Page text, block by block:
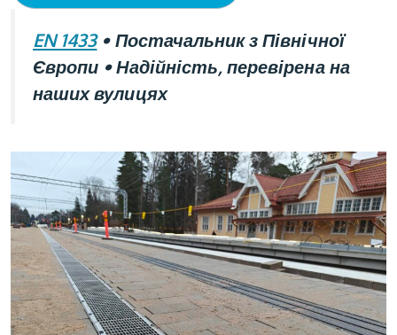
EN 1433•Постачальник з Північної
Європи •Надійність, перевірена на
наших вулицях